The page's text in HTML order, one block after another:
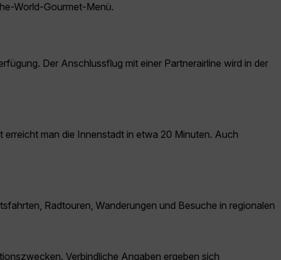
World-Gourmet-Menü.
Der Anschlussflug mit einer Partnerairline wird in der
man die Innenstadt in etwa 20 Minuten. Auch
Radtouren, Wanderungen und Besuche in regionalen
Verbindliche Angaben ergeben sich